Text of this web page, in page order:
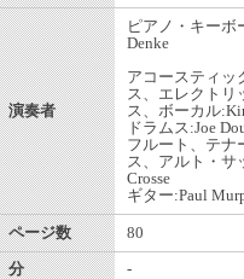
演奏者
ピアノ・キーボ
Denke
アコースティッ
ス、エレクトリ
ス、ボーカル
ドラムス:Joe
フルート、テナ
ス、アルト・サ
Crosse
ギター:Paul
ページ数 80
分 -